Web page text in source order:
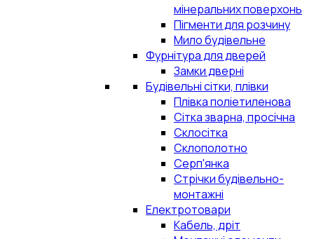
мінеральних поверхонь
Пігменти для розчину
Мило будівельне
Фурнітура для дверей
Замки дверні
Будівельні сітки, плівки
Плівка поліетиленова
Сітка зварна, просічна
Склосітка
Склополотно
Серп'янка
Стрічки будівельно-
монтажні
Електротовари
Кабель, дріт